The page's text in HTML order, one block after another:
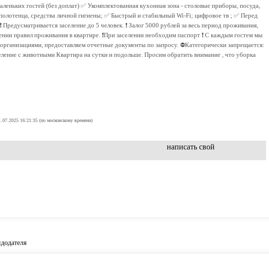
гостей (без доплат) ✅ Укомплектованная кухонная зона - столовые приборы, посуда,
средства личной гигиены; ✅ Быстрый и стабильный Wi-Fi; цифровое тв ; ✅ Перед
заселение до 5 человек. ❗ Залог 5000 рублей за весь период проживания,
правил проживания в квартире. ❗При заселении необходим паспорт ❗ С каждым гостем мы
предоставляем отчетные документы по запросу. ⛔Категорически запрещается:
с животными Квартира на сутки и подольше. Просим обратить внимание , что уборка
16:21:35 (по московскому времени)
написать свой